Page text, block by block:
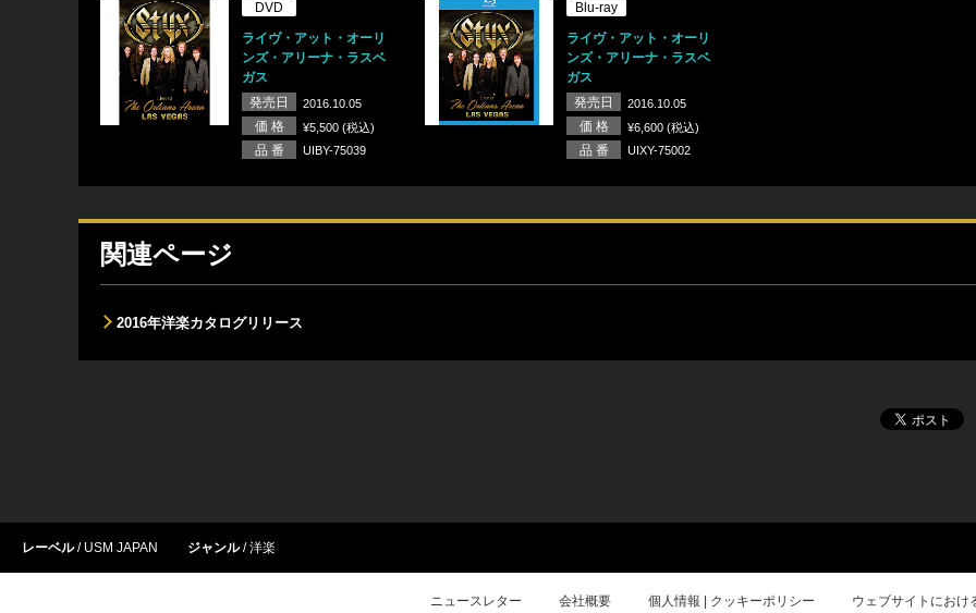
DVD
ライヴ・アット・オーリ
ンズ・アリーナ・ラスベ
ガス
発売日
2016.10.05
価 格 ¥5,500 (税込)
品 番 UIBY-75039
Blu-ray
ライヴ・アット・オーリ
ンズ・アリーナ・ラスベ
ガス
発売日
2016.10.05
価 格 ¥6,600 (税込)
品 番 UIXY-75002
関連ページ
2016年洋楽カタログリリース
レーベル USM JAPAN ジャンル 洋楽
ニュースレター 会社概要 個人情報 | クッキーポリシー ウェブサイトにおけ